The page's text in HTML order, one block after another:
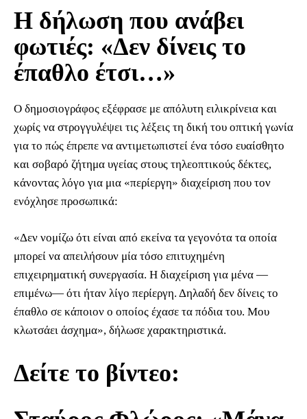
Η δήλωση που ανάβει
φωτιές: «Δεν δίνεις το
έπαθλο έτσι…»
Ο δημοσιογράφος εξέφρασε με απόλυτη ειλικρίνεια και
χωρίς να στρογγυλέψει τις λέξεις τη δική του οπτική γωνία
για το πώς έπρεπε να αντιμετωπιστεί ένα τόσο ευαίσθητο
και σοβαρό ζήτημα υγείας στους τηλεοπτικούς δέκτες,
κάνοντας λόγο για μια «περίεργη» διαχείριση που τον
ενόχλησε προσωπικά:
«Δεν νομίζω ότι είναι από εκείνα τα γεγονότα τα οποία
μπορεί να απειλήσουν μία τόσο επιτυχημένη
επιχειρηματική συνεργασία. Η διαχείριση για μένα —
επιμένω— ότι ήταν λίγο περίεργη. Δηλαδή δεν δίνεις το
έπαθλο σε κάποιον ο οποίος έχασε τα πόδια του. Μου
κλωτσάει άσχημα», δήλωσε χαρακτηριστικά.
Δείτε το βίντεο: